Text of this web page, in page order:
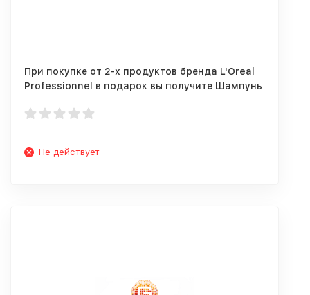
При покупке от 2-х продуктов бренда L'Oreal
Professionnel в подарок вы получите Шампунь
Не действует